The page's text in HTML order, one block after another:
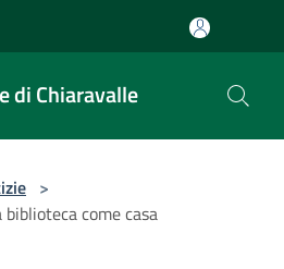
di Chiaravalle
>
come casa